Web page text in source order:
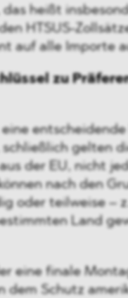
heißt
HTSUS-
auf alle Importe
zu
entscheidende
gelten
der EU, nicht
nach den
oder teilweise –
Land
eine finale
dem Schutz